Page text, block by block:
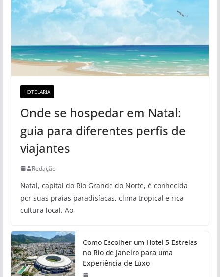
HOTELARIA
Onde se hospedar em Natal:
guia para diferentes perfis de
viajantes
Redação
Natal, capital do Rio Grande do Norte, é conhecida
por suas praias paradisíacas, clima tropical e rica
cultura local. Ao
Como Escolher um Hotel 5 Estrelas
no Rio de Janeiro para uma
Experiência de Luxo